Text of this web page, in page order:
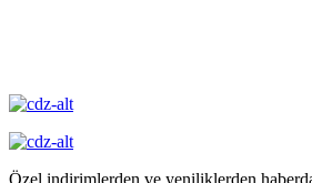
Özel indirimlerden ve yeniliklerden